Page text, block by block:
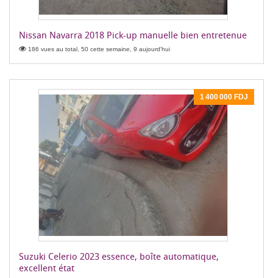
Nissan Navarra 2018 Pick-up manuelle bien entretenue
186 vues au total, 50 cette semaine, 9 aujourd'hui
1 400 000 FDJ
Suzuki Celerio 2023 essence, boîte automatique,
excellent état